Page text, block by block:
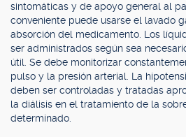
sintomáticas y de apoyo general al
conveniente puede usarse el lavado
absorción del medicamento. Los
ser administrados según sea
útil. Se debe monitorizar
pulso y la presión arterial. La
deben ser controladas y tratadas
la diálisis en el tratamiento de la
determinado.